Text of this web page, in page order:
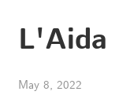
L'Aida
May 8, 2022